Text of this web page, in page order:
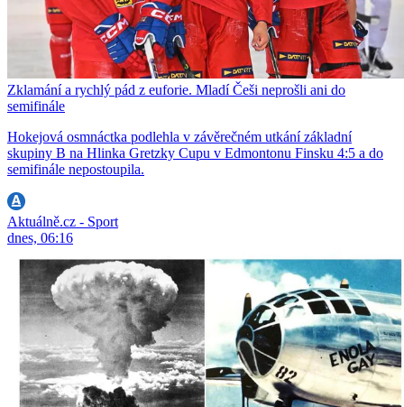
Zklamání a rychlý pád z euforie. Mladí Češi neprošli ani do
semifinále
Hokejová osmnáctka podlehla v závěrečném utkání základní
skupiny B na Hlinka Gretzky Cupu v Edmontonu Finsku 4:5 a do
semifinále nepostoupila.
Aktuálně.cz - Sport
dnes, 06:16